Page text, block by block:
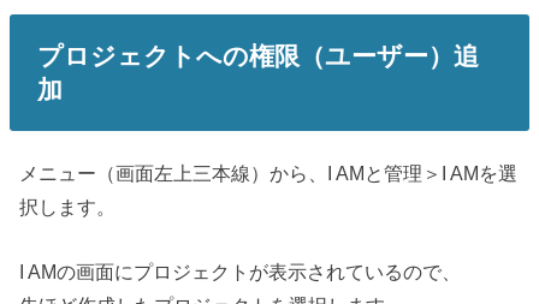
プロジェクトへの権限（ユーザー）追
加
メニュー（画面左上三本線）から、I AMと管理＞I AMを選
択します。
I AMの画面にプロジェクトが表示されているので、